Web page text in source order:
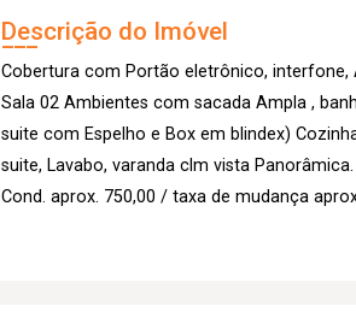
Descrição do Imóvel
Cobertura com Portão eletrônico,
Sala 02 Ambientes com sacada Ampla ,
suite com Espelho e Box em blindex)
suite, Lavabo, varanda clm vista
Cond. aprox. 750,00 / taxa de mudança